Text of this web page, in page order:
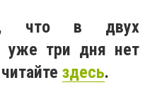
что в двух
уже три дня нет
здесь.